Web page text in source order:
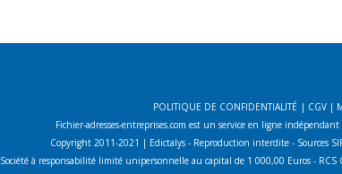
POLITIQUE DE CONFIDENTIALITÉ | CGV |
Fichier-adresses-entreprises.com est un service en ligne
Copyright 2011-2021 | Edictalys - Reproduction interdite - Sources
Société à responsabilité limité unipersonnelle au capital de 1 000,00 Euros - RCS